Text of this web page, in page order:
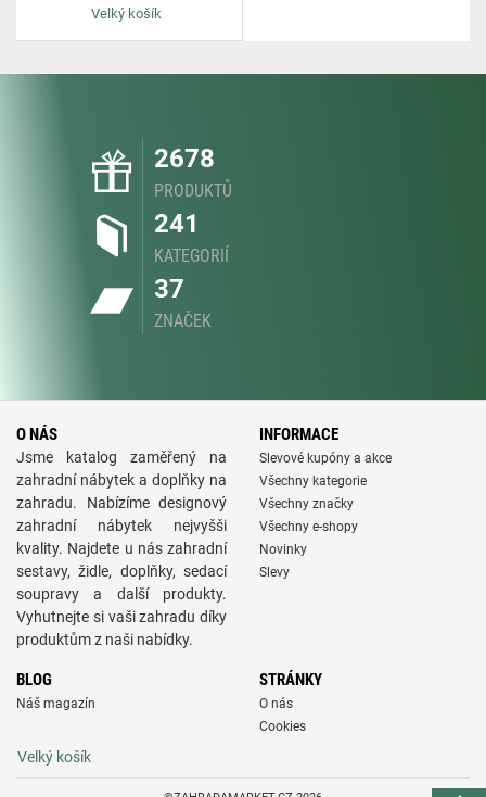
Velký košík
2678
PRODUKTŮ
241
KATEGORIÍ
37
ZNAČEK
O NÁS
Jsme katalog zaměřený na
zahradní nábytek a doplňky na
zahradu. Nabízíme designový
zahradní nábytek nejvyšši
kvality. Najdete u nás zahradní
sestavy, židle, doplňky, sedací
soupravy a další produkty.
Vyhutnejte si vaši zahradu díky
produktům z naši nabídky.
INFORMACE
Slevové kupóny a akce
Všechny kategorie
Všechny značky
Všechny e-shopy
Novinky
Slevy
BLOG
Náš magazín
STRÁNKY
O nás
Cookies
Velký košík